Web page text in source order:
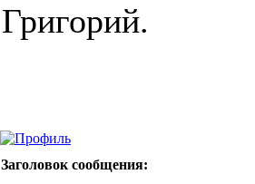
Григорий.
Заголовок сообщения: